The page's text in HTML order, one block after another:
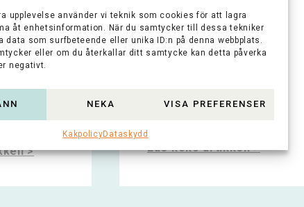
upplevelse använder vi teknik som cookies för att lagra
åt enhetsinformation. När du samtycker till dessa tekniker
data som surfbeteende eller unika ID:n på denna webbplats.
eller om du återkallar ditt samtycke kan detta påverka
negativt.
NEKA VISA PREFERENSER
KakpolicyDataskydd
r.f.
arbetar
>
Minervastiftelsen
Minervastiftelsen stöder
och främjar finländsk
inom medicin och
Lue koko artikkeli >